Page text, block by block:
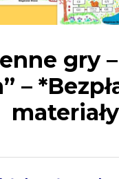
gry –
–